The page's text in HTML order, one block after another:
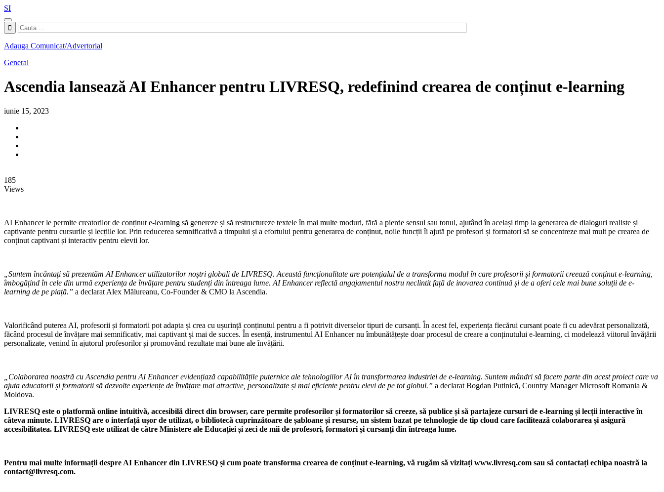
SI
Adauga Comunicat/Advertorial
General
Ascendia lansează AI Enhancer pentru LIVRESQ, redefinind crearea de conținut e-learning
iunie 15, 2023
185
Views
AI Enhancer le permite creatorilor de conținut e-learning să genereze și să restructureze textele în mai multe moduri, fără a pierde sensul sau tonul, ajutând în același timp la generarea de dialoguri realiste și
captivante pentru cursurile și lecțiile lor. Prin reducerea semnificativă a timpului și a efortului pentru generarea de conținut, noile funcții îi ajută pe profesori și formatori să se concentreze mai mult pe crearea de
conținut captivant și interactiv pentru elevii lor.
„Suntem încântați să prezentăm AI Enhancer utilizatorilor noștri globali de LIVRESQ. Această funcționalitate are potențialul de a transforma modul în care profesorii și formatorii creează conținut e-learning,
îmbogățind în cele din urmă experiența de învățare pentru studenți din întreaga lume. AI Enhancer reflectă angajamentul nostru neclintit față de inovarea continuă și de a oferi cele mai bune ­soluții de e-
learning de pe piață.” a declarat Alex Mălureanu, Co-Founder & CMO la Ascendia.
Valorificând puterea AI, profesorii și formatorii pot adapta și crea cu ușurință conținutul pentru a fi potrivit diverselor tipuri de cursanți. În acest fel, experiența fiecărui cursant poate fi cu adevărat personalizată,
făcând procesul de învățare mai semnificativ, mai captivant și mai de succes. În esență, instrumentul AI Enhancer nu îmbunătățește doar procesul de creare a conținutului e-learning, ci modelează viitorul învățării
personalizate, venind în ajutorul profesorilor și promovând rezultate mai bune ale învățării.
„Colaborarea noastră cu Ascendia pentru AI Enhancer evidențiază capabilitățile puternice ale tehnologiilor AI în transformarea industriei de e-learning. Suntem mândri să facem parte din acest proiect care va
ajuta educatorii și formatorii să dezvolte experiențe de învățare mai atractive, personalizate și mai eficiente pentru elevi de pe tot globul.” a declarat Bogdan Putinică, Country Manager Microsoft Romania &
Moldova.
LIVRESQ este o platformă online intuitivă, accesibilă direct din browser, care permite profesorilor și formatorilor să creeze, să publice și să partajeze cursuri de e-learning și lecții interactive în
câteva minute. LIVRESQ are o interfață ușor de utilizat, o bibliotecă cuprinzătoare de șabloane și resurse, un sistem bazat pe tehnologie de tip cloud care facilitează colaborarea și asigură
accesibilitatea. LIVRESQ este utilizat de către Ministere ale Educației și zeci de mii de profesori, formatori și cursanți din întreaga lume.
Pentru mai multe informații despre AI Enhancer din LIVRESQ și cum poate transforma crearea de conținut e-learning, vă rugăm să vizitați www.livresq.com sau să contactați echipa noastră la
contact@livresq.com.